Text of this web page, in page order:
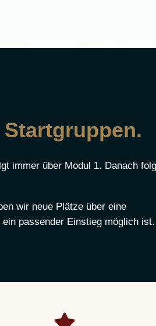
immer über Modul 1. Danach
wir neue Plätze über eine
passender Einstieg möglich ist.